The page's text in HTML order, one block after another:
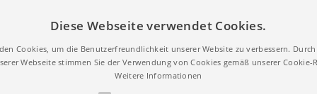
Diese Webseite verwendet Cookies.
Cookies, um die Benutzerfreundlichkeit unserer Website zu verbessern.
Webseite stimmen Sie der Verwendung von Cookies gemäß unserer Cookie-
Weitere Informationen